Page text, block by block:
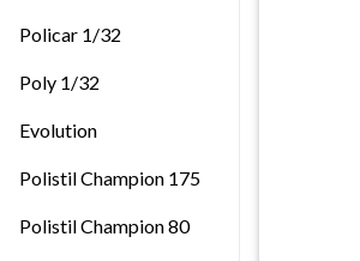
Policar 1/32
Poly 1/32
Evolution
Polistil Champion 175
Polistil Champion 80